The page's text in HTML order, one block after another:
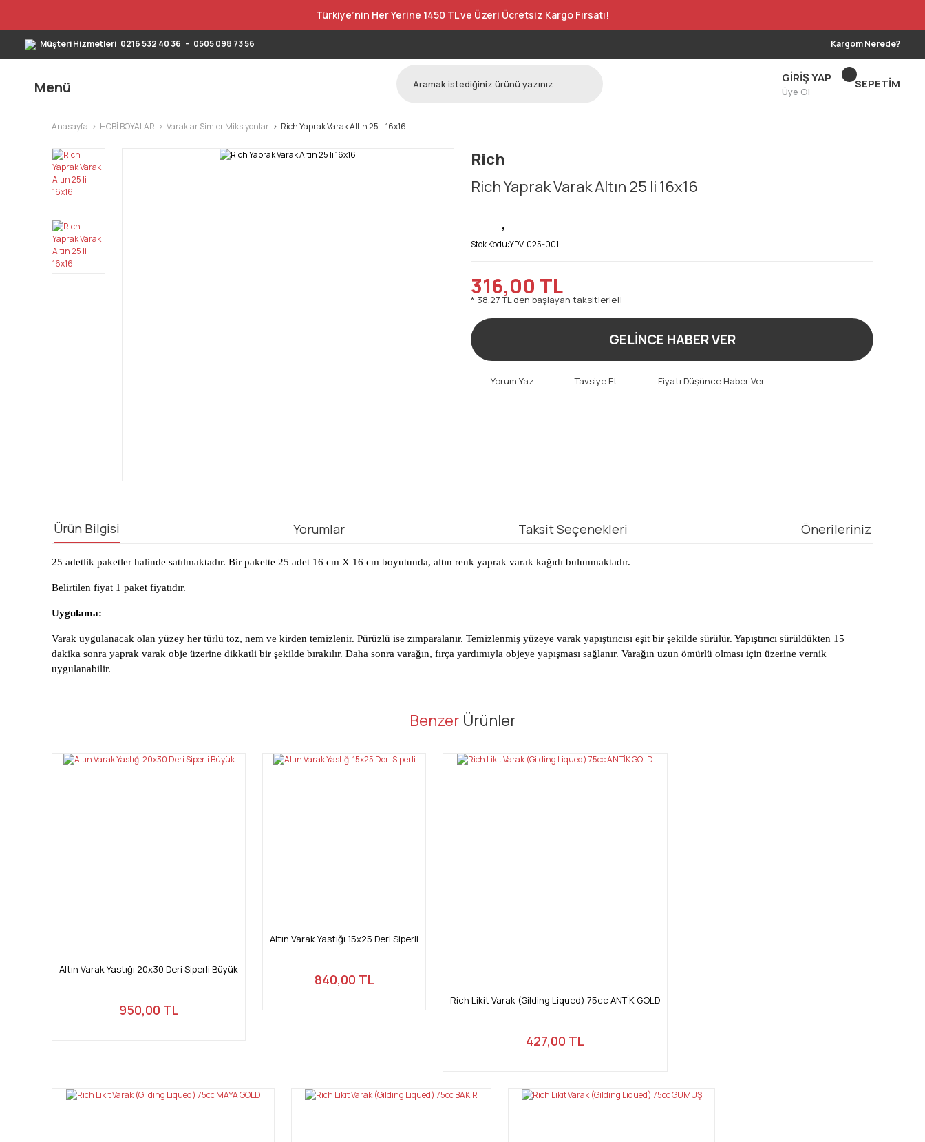
Türkiye’nin Her Yerine 1450 TL ve Üzeri Ücretsiz Kargo Fırsatı!
Müşteri Hizmetleri 0216 532 40 36 - 0505 098 73 56 Kargom Nerede?
Menü
GİRİŞ YAP
Üye Ol
SEPETİM
Anasayfa HOBİ BOYALAR Varaklar Simler Miksiyonlar Rich Yaprak Varak Altın 25 li 16x16
Rich
Rich Yaprak Varak Altın 25 li 16x16
Stok Kodu:YPV-025-001
316,00 TL
* 38,27 TL den başlayan taksitlerle!!
GELİNCE HABER VER
Yorum Yaz Tavsiye Et Fiyatı Düşünce Haber Ver
Ürün Bilgisi Yorumlar Taksit Seçenekleri Önerileriniz
25 adetlik paketler halinde satılmaktadır. Bir pakette 25 adet 16 cm X 16 cm boyutunda, altın renk yaprak varak kağıdı bulunmaktadır.
Belirtilen fiyat 1 paket fiyatıdır.
Uygulama:
Varak uygulanacak olan yüzey her türlü toz, nem ve kirden temizlenir. Pürüzlü ise zımparalanır. Temizlenmiş yüzeye varak yapıştırıcısı eşit bir şekilde sürülür. Yapıştırıcı sürüldükten 15
dakika sonra yaprak varak obje üzerine dikkatli bir şekilde bırakılır. Daha sonra varağın, fırça yardımıyla objeye yapışması sağlanır. Varağın uzun ömürlü olması için üzerine vernik
uygulanabilir.
Bu ürünün fiyat bilgisi, resim, ürün açıklamalarında ve diğer konularda yetersiz gördüğünüz noktaları öneri formunu kullanarak tarafımıza iletebilirsiniz.
Ürün resmi kalitesiz, bozuk veya görüntülenemiyor.
Benzer Ürünler
Altın Varak Yastığı 20x30 Deri Siperli Büyük
950,00 TL
Altın Varak Yastığı 15x25 Deri Siperli
840,00 TL
Rich Likit Varak (Gilding Liqued) 75cc ANTİK GOLD
427,00 TL